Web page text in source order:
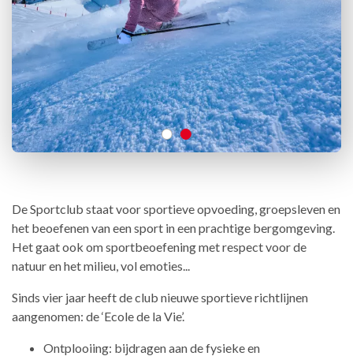
De Sportclub staat voor sportieve opvoeding, groepsleven en
het beoefenen van een sport in een prachtige bergomgeving.
Het gaat ook om sportbeoefening met respect voor de
natuur en het milieu, vol emoties...
Sinds vier jaar heeft de club nieuwe sportieve richtlijnen
aangenomen: de ‘Ecole de la Vie’.
Ontplooiing: bijdragen aan de fysieke en